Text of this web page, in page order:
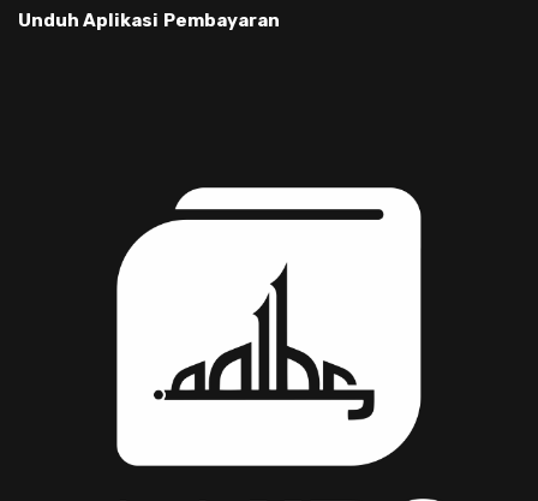
Unduh Aplikasi Pembayaran